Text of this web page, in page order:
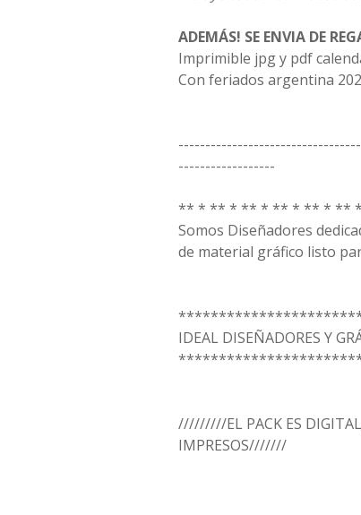
ADEMÁS! SE ENVIA DE
Imprimible jpg y pdf
Con feriados argentina
------------------
** * ** * ** * ** * ** * **
Somos Diseñadores
de material gráfico listo
IDEAL DISEÑADORES Y
/////////EL PACK ES
IMPRESOS///////